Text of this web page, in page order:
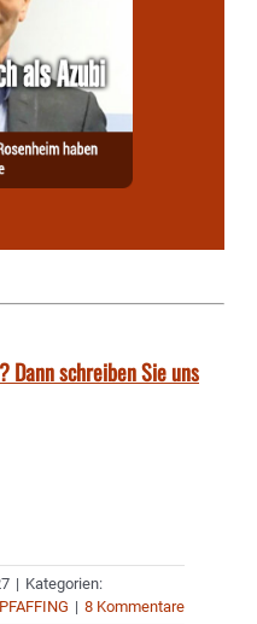
Dann schreiben Sie uns
| Kategorien:
PFAFFING | 8 Kommentare